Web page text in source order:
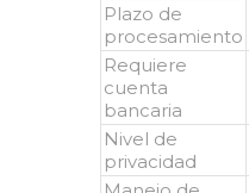
Plazo de
procesamiento
Requiere
cuenta
bancaria
Nivel de
privacidad